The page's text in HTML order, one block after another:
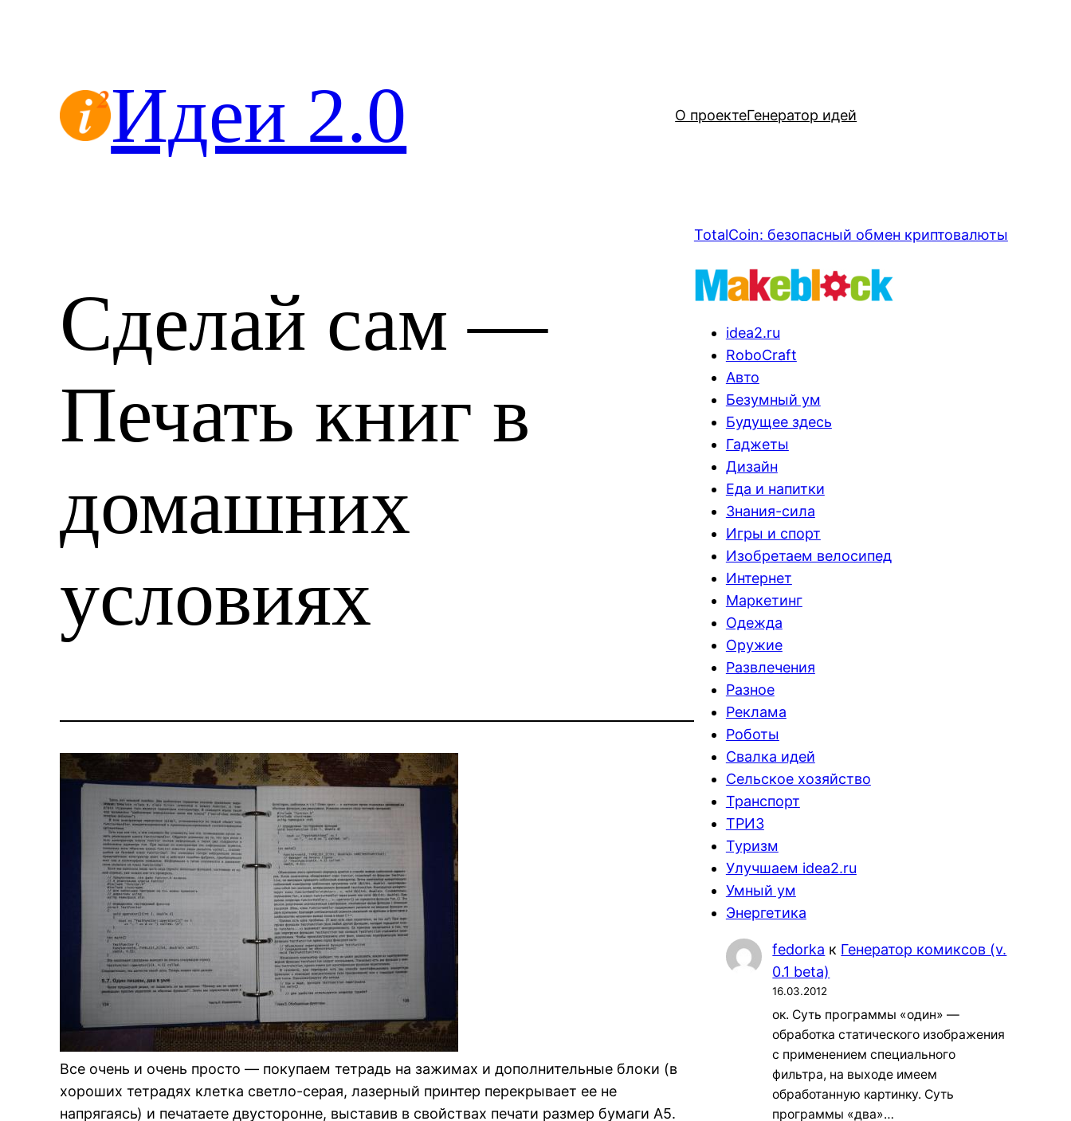
Идеи 2.0 О проектеГенератор идей
Сделай сам —
Печать книг в
домашних
условиях
Все очень и очень просто — покупаем тетрадь на зажимах и дополнительные блоки (в
хороших тетрадях клетка светло-серая, лазерный принтер перекрывает ее не
напрягаясь) и печатаете двусторонне, выставив в свойствах печати размер бумаги A5.
TotalCoin: безопасный обмен криптовалюты
idea2.ru
RoboCraft
Авто
Безумный ум
Будущее здесь
Гаджеты
Дизайн
Еда и напитки
Знания-сила
Игры и спорт
Изобретаем велосипед
Интернет
Маркетинг
Одежда
Оружие
Развлечения
Разное
Реклама
Роботы
Свалка идей
Сельское хозяйство
Транспорт
ТРИЗ
Туризм
Улучшаем idea2.ru
Умный ум
Энергетика
fedorka к Генератор комиксов (v.
0.1 beta)
16.03.2012
ок. Суть программы «один» —
обработка статического изображения
с применением специального
фильтра, на выходе имеем
обработанную картинку. Суть
программы «два»…